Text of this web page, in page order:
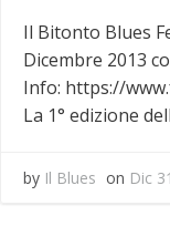
Il Bitonto Blues
Dicembre 2013
Info: https://
La 1° edizione
by Il Blues on Dic 31